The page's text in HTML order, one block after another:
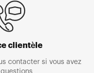
clientèle
contacter si vous avez